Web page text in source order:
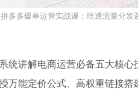
拼多多爆单运营实战课：吃透流量分
统讲解电商运营必备五大核心
万能定价公式、高权重链接